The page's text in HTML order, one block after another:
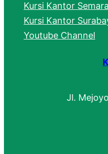
Kursi Kantor
Kursi Kantor
Youtube Channel
Jl.